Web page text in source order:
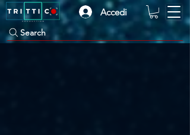
Accedi
Search